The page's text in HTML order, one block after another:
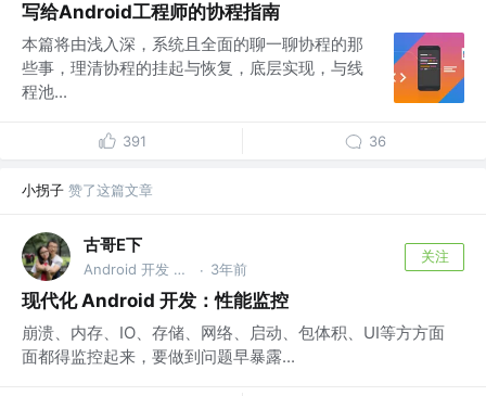
写给Android工程师的协程指南
本篇将由浅入深，系统且全面的聊一聊协程的那
些事，理清协程的挂起与恢复，底层实现，与线
程池...
391 36
小拐子 赞了这篇文章
古哥E下
Android 开发 @苓桂科技 · 3年前
关注
现代化 Android 开发：性能监控
崩溃、内存、IO、存储、网络、启动、包体积、UI等方方面
面都得监控起来，要做到问题早暴露...